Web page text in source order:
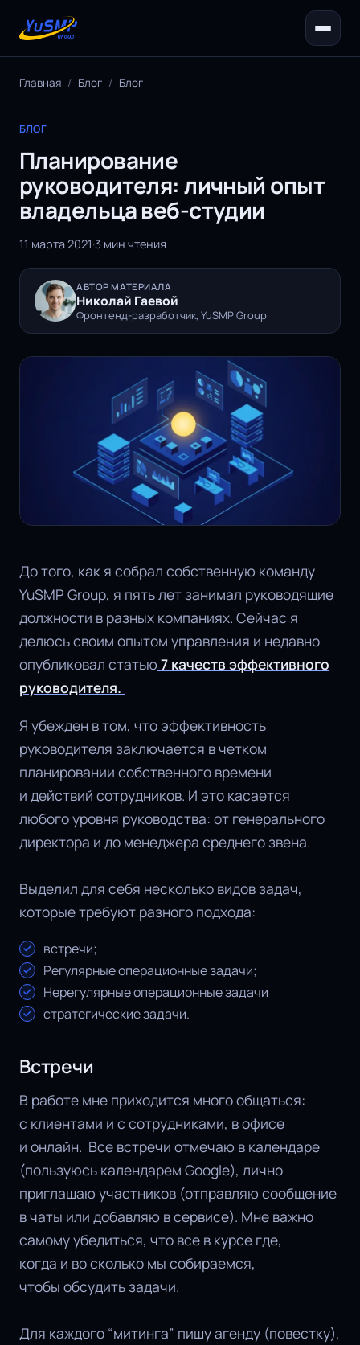
Главная / Блог / Блог
БЛОГ
Планирование
руководителя: личный опыт
владельца веб-студии
11 марта 2021·3 мин чтения
АВТОР МАТЕРИАЛА
Николай Гаевой
Фронтенд-разработчик, YuSMP Group
До того, как я собрал собственную команду
YuSMP Group, я пять лет занимал руководящие
должности в разных компаниях. Сейчас я
делюсь своим опытом управления и недавно
опубликовал статью 7 качеств эффективного
руководителя.
Я убежден в том, что эффективность
руководителя заключается в четком
планировании собственного времени
и действий сотрудников. И это касается
любого уровня руководства: от генерального
директора и до менеджера среднего звена.
Выделил для себя несколько видов задач,
которые требуют разного подхода:
встречи;
Регулярные операционные задачи;
Нерегулярные операционные задачи
стратегические задачи.
Встречи
В работе мне приходится много общаться:
с клиентами и с сотрудниками, в офисе
и онлайн. Все встречи отмечаю в календаре
(пользуюсь календарем Google), лично
приглашаю участников (отправляю сообщение
в чаты или добавляю в сервисе). Мне важно
самому убедиться, что все в курсе где,
когда и во сколько мы собираемся,
чтобы обсудить задачи.
Для каждого “митинга” пишу агенду (повестку),